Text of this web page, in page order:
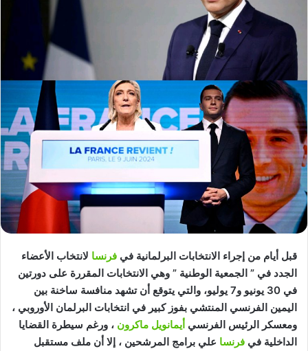
قبل أيام من إجراء الانتخابات البرلمانية في فرنسا لانتخاب الأعضاء
الجدد في ” الجمعية الوطنية ” وهي الانتخابات المقررة على دورتين
في 30 يونيو و7 يوليو، والتي يتوقع أن تشهد منافسة ساخنة بين
اليمين الفرنسي المنتشي بفوز كبير في انتخابات البرلمان الأوروبي ،
ومعسكر الرئيس الفرنسي أيمانويل ماكرون ، ورغم سيطرة القضايا
الداخلية في فرنسا علي برامج المرشحين ، إلا أن ملف مستقبل